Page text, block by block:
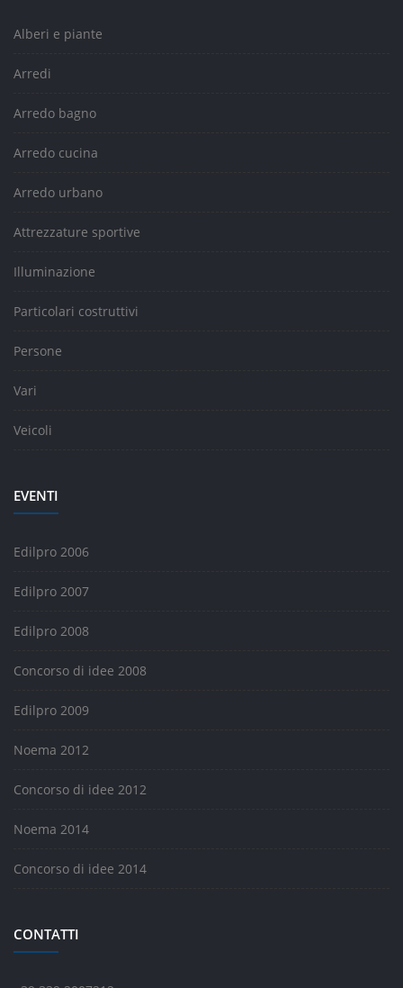
Alberi e piante
Arredi
Arredo bagno
Arredo cucina
Arredo urbano
Attrezzature sportive
Illuminazione
Particolari costruttivi
Persone
Vari
Veicoli
EVENTI
Edilpro 2006
Edilpro 2007
Edilpro 2008
Concorso di idee 2008
Edilpro 2009
Noema 2012
Concorso di idee 2012
Noema 2014
Concorso di idee 2014
CONTATTI